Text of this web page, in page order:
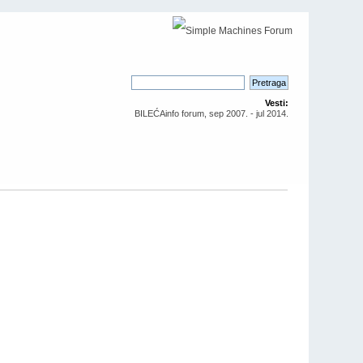
Vesti:
BILEĆAinfo forum, sep 2007. - jul 2014.